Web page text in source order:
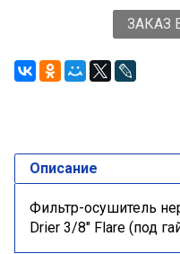
ЗАКАЗ
Описание
Фильтр-осушитель
Drier 3/8" Flare (под